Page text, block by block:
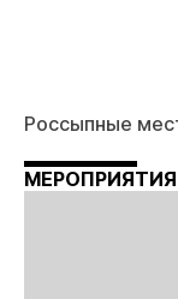
Россыпные
МЕРОПРИЯТИЯ